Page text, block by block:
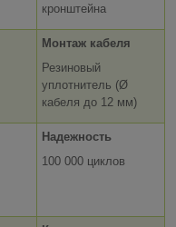
кронштейна
Монтаж кабеля
Резиновый
уплотнитель (Ø
кабеля до 12 мм)
Надежность
100 000 циклов